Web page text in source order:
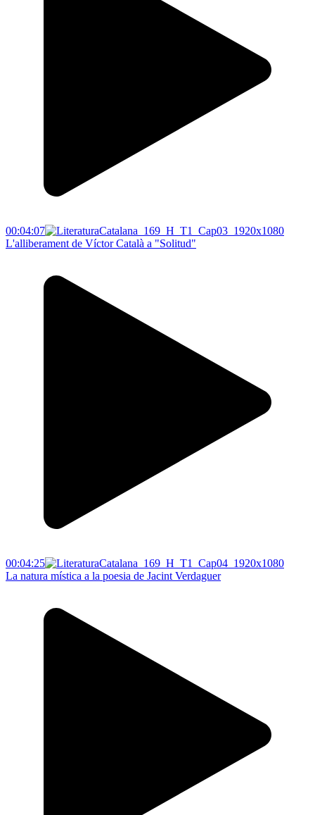
00:04:07
L'alliberament de Víctor Català a "Solitud"
00:04:25
La natura mística a la poesia de Jacint Verdaguer